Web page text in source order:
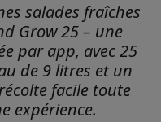
salades fraîches
Grow 25 – une
par app, avec 25
de 9 litres et un
facile toute
expérience.